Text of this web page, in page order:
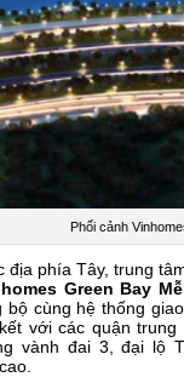
Phối cảnh
địa phía Tây, trung
Green Bay
cùng hệ thống
với các quận
vành đai 3, đại lộ